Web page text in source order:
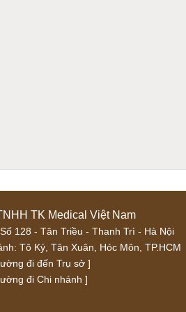
TK Medical Việt Nam
128 - Tân Triều - Thanh Trì - Hà Nội
Tô Ký, Tân Xuân, Hóc Môn, TP.HCM
đi đến Trụ sở ]
đi Chi nhánh ]